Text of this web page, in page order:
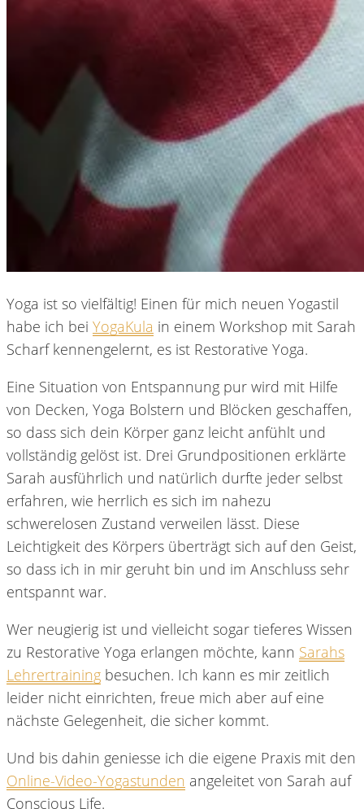
Yoga ist so vielfältig! Einen für mich neuen Yogastil
habe ich bei YogaKula in einem Workshop mit Sarah
Scharf kennengelernt, es ist Restorative Yoga.
Eine Situation von Entspannung pur wird mit Hilfe
von Decken, Yoga Bolstern und Blöcken geschaffen,
so dass sich dein Körper ganz leicht anfühlt und
vollständig gelöst ist. Drei Grundpositionen erklärte
Sarah ausführlich und natürlich durfte jeder selbst
erfahren, wie herrlich es sich im nahezu
schwerelosen Zustand verweilen lässt. Diese
Leichtigkeit des Körpers überträgt sich auf den Geist,
so dass ich in mir geruht bin und im Anschluss sehr
entspannt war.
Wer neugierig ist und vielleicht sogar tieferes Wissen
zu Restorative Yoga erlangen möchte, kann Sarahs
Lehrertraining besuchen. Ich kann es mir zeitlich
leider nicht einrichten, freue mich aber auf eine
nächste Gelegenheit, die sicher kommt.
Und bis dahin geniesse ich die eigene Praxis mit den
Online-Video-Yogastunden angeleitet von Sarah auf
Conscious Life.